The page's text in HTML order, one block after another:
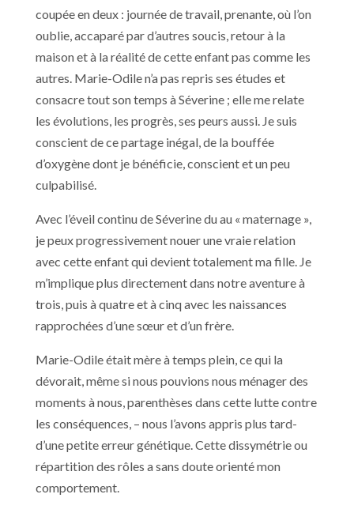
coupée en deux : journée de travail, prenante, où l’on
oublie, accaparé par d’autres soucis, retour à la
maison et à la réalité de cette enfant pas comme les
autres. Marie-Odile n’a pas repris ses études et
consacre tout son temps à Séverine ; elle me relate
les évolutions, les progrès, ses peurs aussi. Je suis
conscient de ce partage inégal, de la bouffée
d’oxygène dont je bénéficie, conscient et un peu
culpabilisé.
Avec l’éveil continu de Séverine du au « maternage »,
je peux progressivement nouer une vraie relation
avec cette enfant qui devient totalement ma fille. Je
m’implique plus directement dans notre aventure à
trois, puis à quatre et à cinq avec les naissances
rapprochées d’une sœur et d’un frère.
Marie-Odile était mère à temps plein, ce qui la
dévorait, même si nous pouvions nous ménager des
moments à nous, parenthèses dans cette lutte contre
les conséquences, – nous l’avons appris plus tard-
d’une petite erreur génétique. Cette dissymétrie ou
répartition des rôles a sans doute orienté mon
comportement.